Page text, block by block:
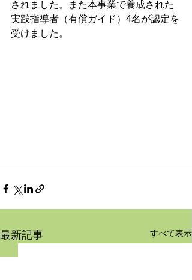
されました。また本事業で養成された
実践指導者（有償ガイド）4名が認定を
受けました。
最新記事 すべて表示